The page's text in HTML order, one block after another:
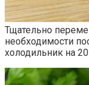
Тщательно
необходимости
холодильник на